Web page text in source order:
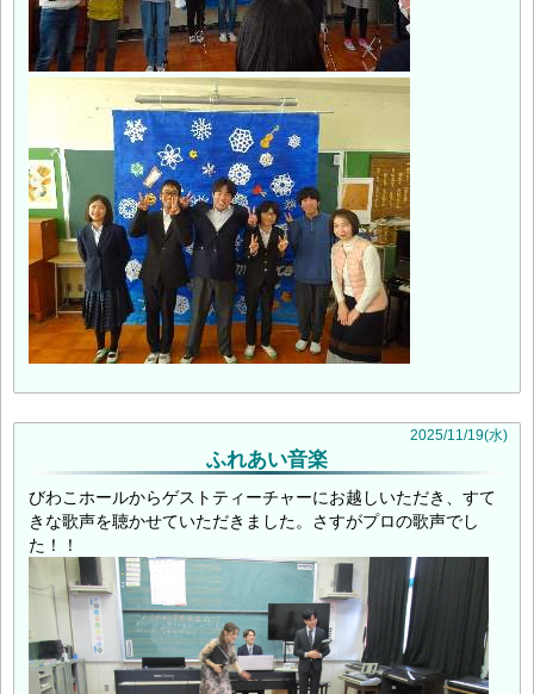
2025/11/19(水)
ふれあい音楽
びわこホールからゲストティーチャーにお越しいただき、すて
きな歌声を聴かせていただきました。さすがプロの歌声でし
た！！